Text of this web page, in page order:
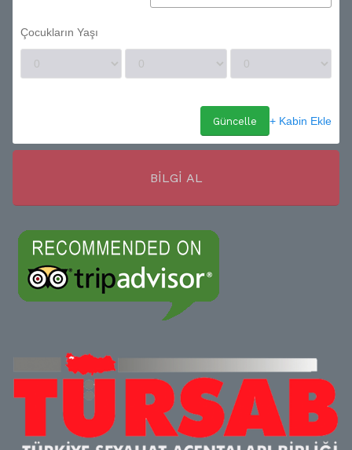
Çocukların Yaşı
+ Kabin Ekle
Güncelle